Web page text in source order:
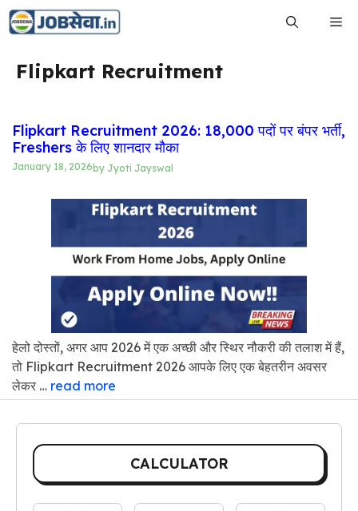
Skip
Flipkart Recruitment
Flipkart Recruitment 2026: 18,000 पदों पर बंपर भर्ती,
Freshers के लिए शानदार मौका
January 18, 2026 by Jyoti Jayswal
हेलो दोस्तों, अगर आप 2026 में एक अच्छी और स्थिर नौकरी की तलाश में हैं,
तो Flipkart Recruitment 2026 आपके लिए एक बेहतरीन अवसर
लेकर … read more
CALCULATOR